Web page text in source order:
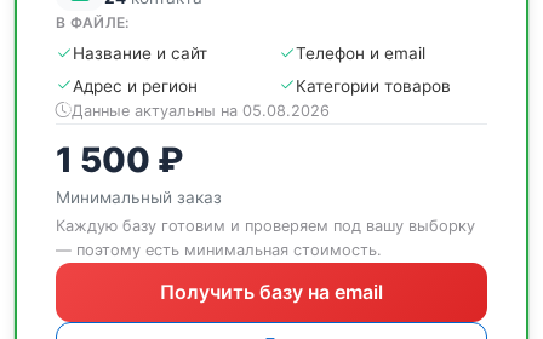
В ФАЙЛЕ:
Название и сайт
Телефон и email
Адрес и регион
Категории товаров
Данные актуальны на 05.08.2026
1 500 ₽
Минимальный заказ
Каждую базу готовим и проверяем под вашу выборку
— поэтому есть минимальная стоимость.
Получить базу на email